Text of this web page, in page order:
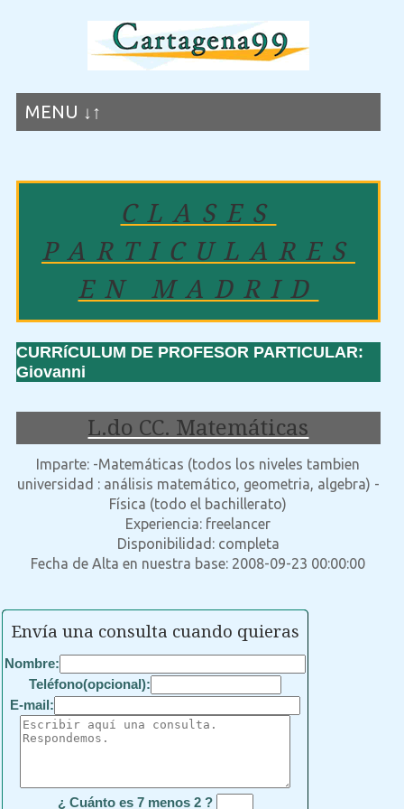
MENU ↓↑
CLASES
PARTICULARES
EN MADRID
CURRíCULUM DE PROFESOR PARTICULAR:
Giovanni
L.do CC. Matemáticas
Imparte: -Matemáticas (todos los niveles tambien
universidad : análisis matemático, geometria, algebra) -
Física (todo el bachillerato)
Experiencia: freelancer
Disponibilidad: completa
Fecha de Alta en nuestra base: 2008-09-23 00:00:00
Envía una consulta cuando quieras
Nombre:
Teléfono(opcional):
E-mail:
¿ Cuánto es 7 menos 2 ?